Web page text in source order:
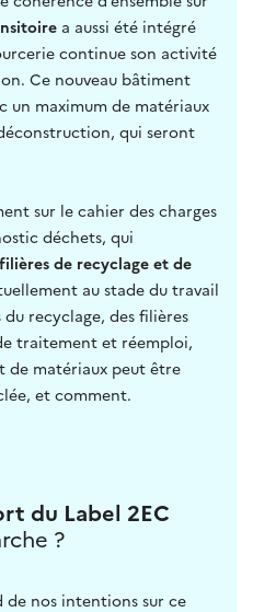
a aussi été intégré
continue son activité
Ce nouveau bâtiment
un maximum de matériaux
qui seront
sur le cahier des charges
déchets, qui
de recyclage et de
au stade du travail
recyclage, des filières
traitement et réemploi,
de matériaux peut être
et comment.
du Label 2EC
?
de nos intentions sur ce